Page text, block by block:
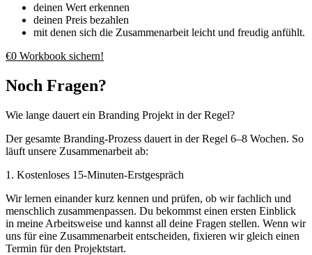
deinen Wert erkennen
deinen Preis bezahlen
mit denen sich die Zusammenarbeit leicht und freudig anfühlt.
€0 Workbook sichern!
Noch Fragen?
Wie lange dauert ein Branding Projekt in der Regel?
Der gesamte Branding-Prozess dauert in der Regel 6–8 Wochen. So
läuft unsere Zusammenarbeit ab:
1. Kostenloses 15-Minuten-Erstgespräch
Wir lernen einander kurz kennen und prüfen, ob wir fachlich und
menschlich zusammenpassen. Du bekommst einen ersten Einblick
in meine Arbeitsweise und kannst all deine Fragen stellen. Wenn wir
uns für eine Zusammenarbeit entscheiden, fixieren wir gleich einen
Termin für den Projektstart.